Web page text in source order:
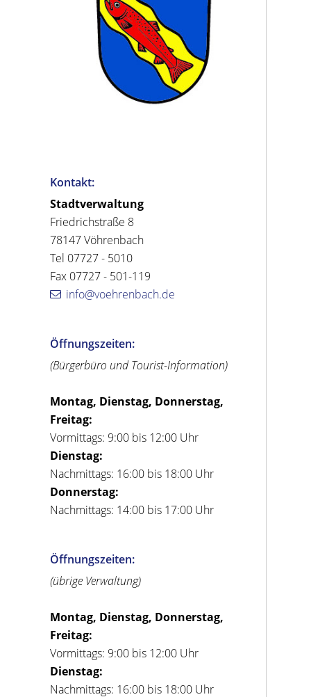
Kontakt:
Stadtverwaltung
Friedrichstraße 8
78147 Vöhrenbach
Tel 07727 - 5010
Fax 07727 - 501-119
info@voehrenbach.de
Öffnungszeiten:
(Bürgerbüro und Tourist-Information)
Montag, Dienstag, Donnerstag,
Freitag:
Vormittags: 9:00 bis 12:00 Uhr
Dienstag:
Nachmittags: 16:00 bis 18:00 Uhr
Donnerstag:
Nachmittags: 14:00 bis 17:00 Uhr
Öffnungszeiten:
(übrige Verwaltung)
Montag, Dienstag, Donnerstag,
Freitag:
Vormittags: 9:00 bis 12:00 Uhr
Dienstag:
Nachmittags: 16:00 bis 18:00 Uhr